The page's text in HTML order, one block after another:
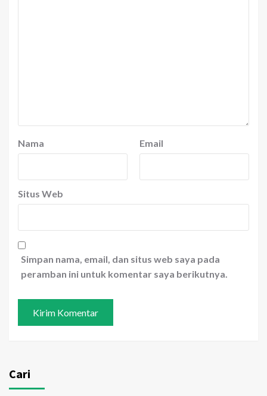
Nama Email
Situs Web
Simpan nama, email, dan situs web saya pada
peramban ini untuk komentar saya berikutnya.
Cari